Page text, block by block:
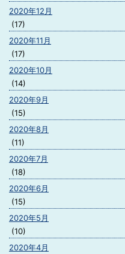
2020年12月
(17)
2020年11月
(17)
2020年10月
(14)
2020年9月
(15)
2020年8月
(11)
2020年7月
(18)
2020年6月
(15)
2020年5月
(10)
2020年4月